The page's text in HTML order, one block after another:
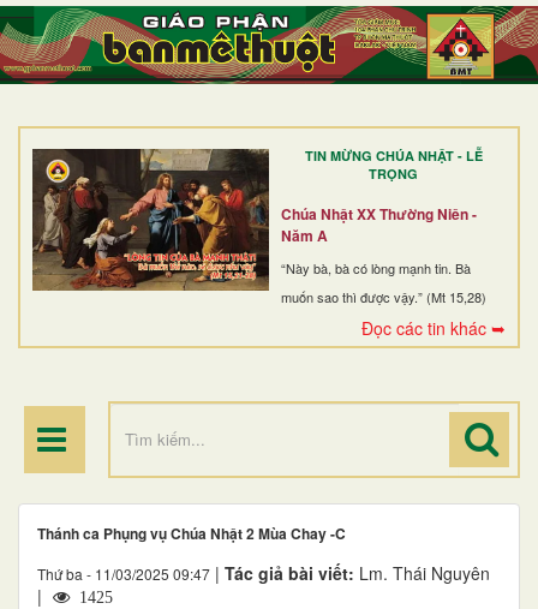
TIN MỪNG CHÚA NHẬT - LỄ
TRỌNG
Chúa Nhật XX Thường Niên -
Năm A
“Này bà, bà có lòng mạnh tin. Bà
muốn sao thì được vậy.” (Mt 15,28)
Đọc các tin khác ➥
TRANG NHẤT
GIỚI THIỆU
DÒNG TU
BAN MỤC VỤ
ĐOÀN THỂ CG
ĐIỂM HÀNH HƯƠNG
Thánh ca Phụng vụ Chúa Nhật 2 Mùa Chay -C
Thứ ba - 11/03/2025 09:47 | Tác giả bài viết: Lm. Thái Nguyên
|
1425